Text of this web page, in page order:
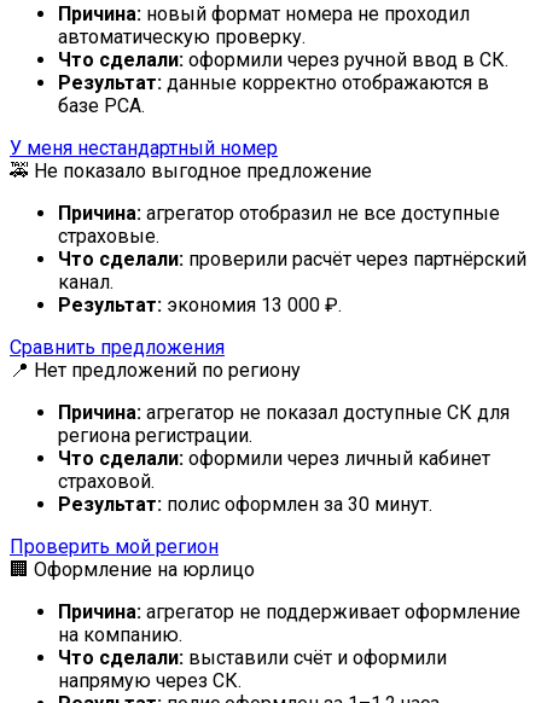
Причина: новый формат номера не проходил
автоматическую проверку.
Что сделали: оформили через ручной ввод в СК.
Результат: данные корректно отображаются в
базе РСА.
У меня нестандартный номер
🚕 Не показало выгодное предложение
Причина: агрегатор отобразил не все доступные
страховые.
Что сделали: проверили расчёт через партнёрский
канал.
Результат: экономия 13 000 ₽.
Сравнить предложения
📍 Нет предложений по региону
Причина: агрегатор не показал доступные СК для
региона регистрации.
Что сделали: оформили через личный кабинет
страховой.
Результат: полис оформлен за 30 минут.
Проверить мой регион
🏢 Оформление на юрлицо
Причина: агрегатор не поддерживает оформление
на компанию.
Что сделали: выставили счёт и оформили
напрямую через СК.